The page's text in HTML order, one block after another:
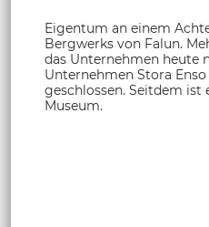
Eigentum an einem
Bergwerks von Falun.
das Unternehmen heute
Unternehmen Stora
geschlossen. Seitdem ist
Museum.